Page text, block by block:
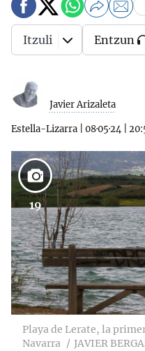
Javier Arizaleta
Estella-Lizarra 08·05·24
Itzuli Entzun
19
Playa de Lerate, la
Navarra
JAVIER